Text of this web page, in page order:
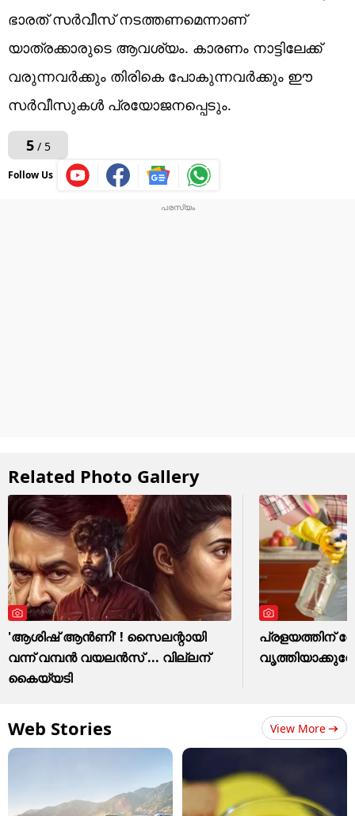
ഭാരത് സര്‍വീസ് നടത്തണമെന്നാണ്
യാത്രക്കാരുടെ ആവശ്യം. കാരണം നാട്ടിലേക്ക്
വരുന്നവര്‍ക്കും തിരികെ പോകുന്നവര്‍ക്കും ഈ
സര്‍വീസുകള്‍ പ്രയോജനപ്പെടും.
5/ 5
Follow Us
Related Photo Gallery
'ആശിഷ് ആൻണി' ! സൈലന്റായി
വന്ന് വമ്പൻ വയലൻസ് ... വില്ലന്
കൈയ്യടി
പ്രളയത്തിന്
Web Stories View More